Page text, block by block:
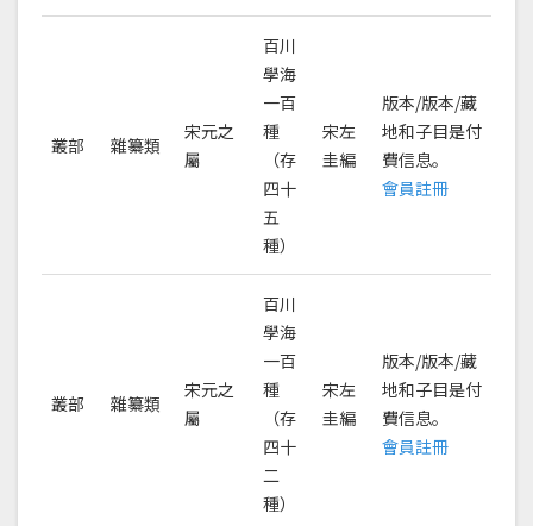
叢部 雜纂類
宋元之
屬
百川
學海
一百
種
（存
四十
五
種）
宋左
圭編
版本/版本/藏
地和子目是付
費信息。
會員註冊
叢部 雜纂類
宋元之
屬
百川
學海
一百
種
（存
四十
二
種）
宋左
圭編
版本/版本/藏
地和子目是付
費信息。
會員註冊